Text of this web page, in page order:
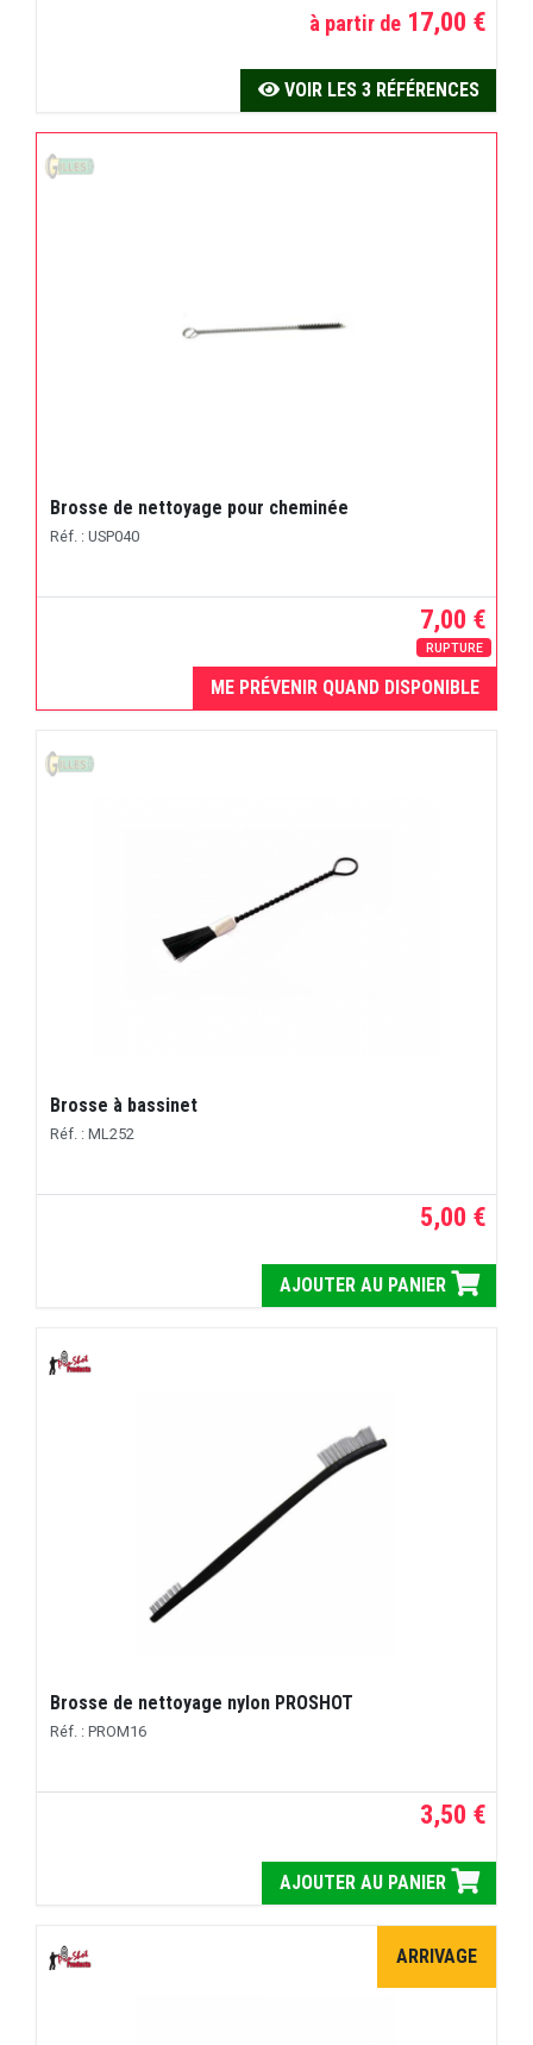
à partir de 17,00 €
VOIR LES 3 RÉFÉRENCES
Brosse de nettoyage pour cheminée
Réf. : USP040
7,00 €
RUPTURE
ME PRÉVENIR QUAND DISPONIBLE
Brosse à bassinet
Réf. : ML252
5,00 €
AJOUTER AU PANIER
Brosse de nettoyage nylon PROSHOT
Réf. : PROM16
3,50 €
AJOUTER AU PANIER
ARRIVAGE